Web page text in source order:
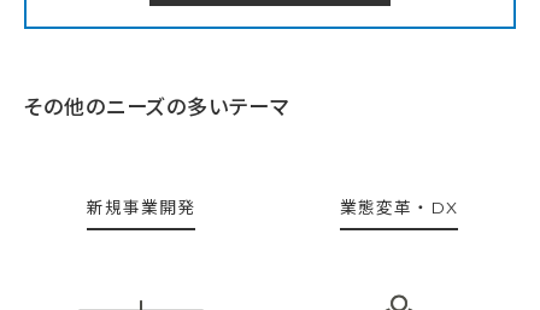
その他のニーズの多いテーマ
新規事業開発 業態変革・DX